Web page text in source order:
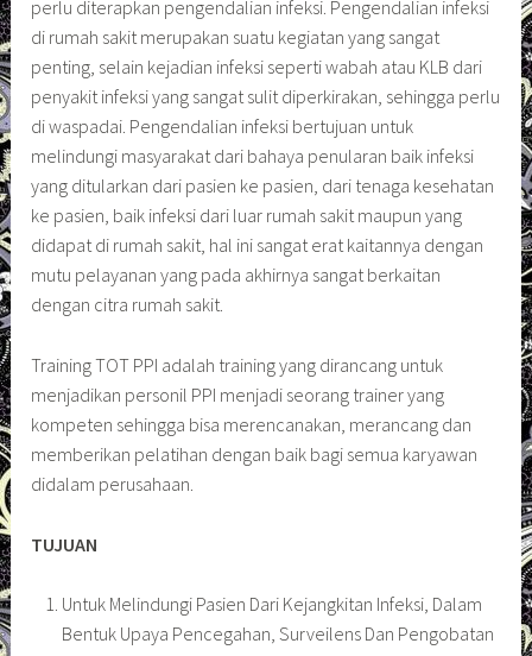
perlu diterapkan pengendalian infeksi. Pengendalian infeksi
di rumah sakit merupakan suatu kegiatan yang sangat
penting, selain kejadian infeksi seperti wabah atau KLB dari
penyakit infeksi yang sangat sulit diperkirakan, sehingga perlu
di waspadai. Pengendalian infeksi bertujuan untuk
melindungi masyarakat dari bahaya penularan baik infeksi
yang ditularkan dari pasien ke pasien, dari tenaga kesehatan
ke pasien, baik infeksi dari luar rumah sakit maupun yang
didapat di rumah sakit, hal ini sangat erat kaitannya dengan
mutu pelayanan yang pada akhirnya sangat berkaitan
dengan citra rumah sakit.
Training TOT PPI adalah training yang dirancang untuk
menjadikan personil PPI menjadi seorang trainer yang
kompeten sehingga bisa merencanakan, merancang dan
memberikan pelatihan dengan baik bagi semua karyawan
didalam perusahaan.
TUJUAN
Untuk Melindungi Pasien Dari Kejangkitan Infeksi, Dalam
Bentuk Upaya Pencegahan, Surveilens Dan Pengobatan